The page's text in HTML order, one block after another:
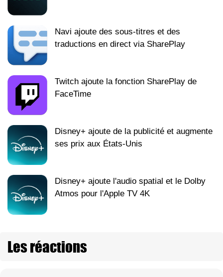
Navi ajoute des sous-titres et des
traductions en direct via SharePlay
Twitch ajoute la fonction SharePlay de
FaceTime
Disney+ ajoute de la publicité et augmente
ses prix aux États-Unis
Disney+ ajoute l'audio spatial et le Dolby
Atmos pour l'Apple TV 4K
Les réactions